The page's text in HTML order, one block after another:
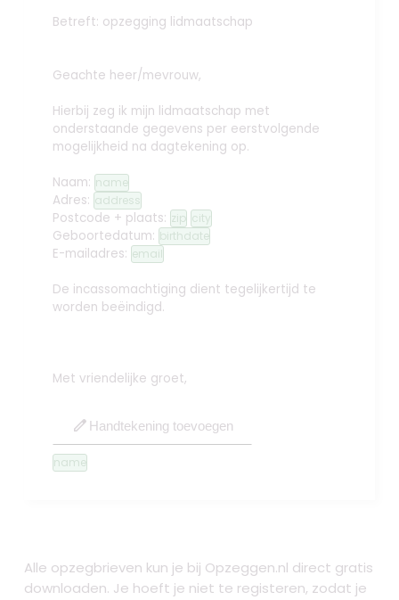
Betreft: opzegging lidmaatschap
Geachte heer/mevrouw,
Hierbij zeg ik mijn lidmaatschap met
onderstaande gegevens per eerstvolgende
mogelijkheid na dagtekening op.
Naam: name
Adres: address
Postcode + plaats: zip city
Geboortedatum: birthdate
E-mailadres: email
De incassomachtiging dient tegelijkertijd te
worden beëindigd.
Met vriendelijke groet,
edit Handtekening toevoegen
name
Alle opzegbrieven kun je bij Opzeggen.nl direct gratis
downloaden. Je hoeft je niet te registeren, zodat je